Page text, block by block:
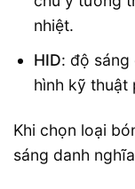
nhiệt.
HID: độ sáng
hình kỹ thuật
Khi chọn loại
sáng danh